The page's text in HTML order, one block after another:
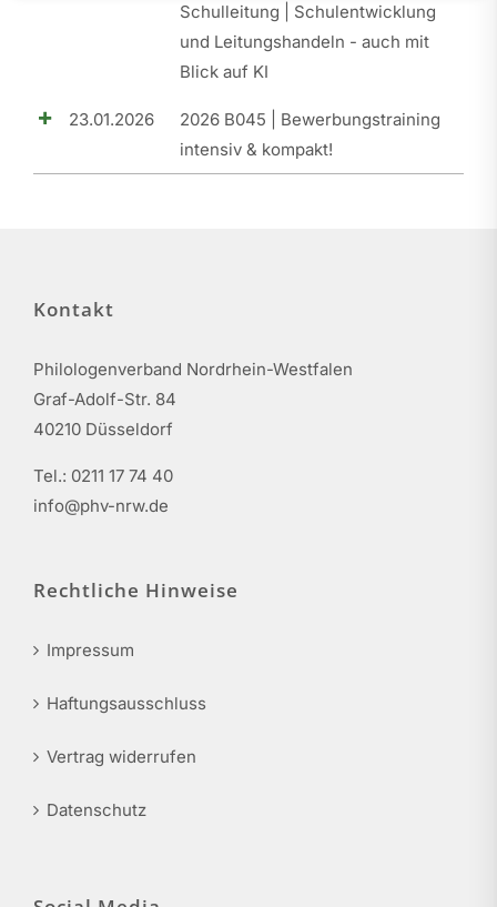
Schulleitung | Schulentwicklung
und Leitungshandeln - auch mit
Blick auf KI
23.01.2026
2026 B045 | Bewerbungstraining
intensiv & kompakt!
Kontakt
Philologenverband Nordrhein-Westfalen
Graf-Adolf-Str. 84
40210 Düsseldorf
Tel.: 0211 17 74 40
info@phv-nrw.de
Rechtliche Hinweise
Impressum
Haftungsausschluss
Vertrag widerrufen
Datenschutz